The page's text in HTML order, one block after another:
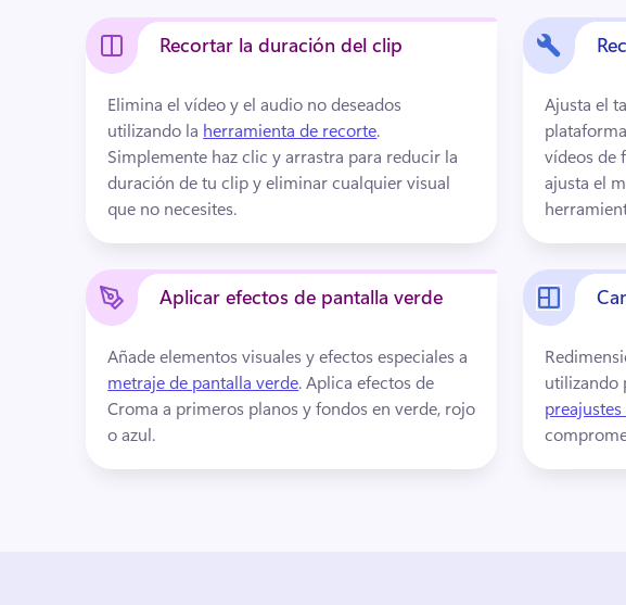
Recortar la duración del clip
Elimina el vídeo y el audio no deseados
utilizando la herramienta de recorte
Simplemente haz clic y arrastra para reducir la
duración de tu clip y eliminar cualquier visual
que no necesites.
Ajusta el
vídeos de
ajusta el
Aplicar efectos de pantalla verde
Añade elementos visuales y efectos especiales a
metraje de pantalla verde. Aplica efectos de
Croma a primeros planos y fondos en verde, rojo
o azul.
utilizando